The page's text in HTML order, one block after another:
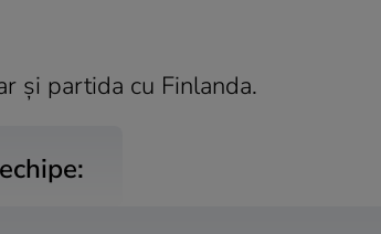
şi partida cu Finlanda.